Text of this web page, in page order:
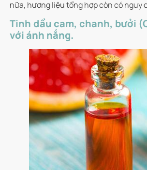
nữa, hương liệu tổng hợp còn có nguy
Tinh dầu cam, chanh, bưởi
với ánh nắng.